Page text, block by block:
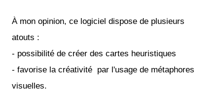
À mon opinion, ce logiciel dispose de plusieurs
atouts :
- possibilité de créer des cartes heuristiques
- favorise la créativité par l'usage de métaphores
visuelles.